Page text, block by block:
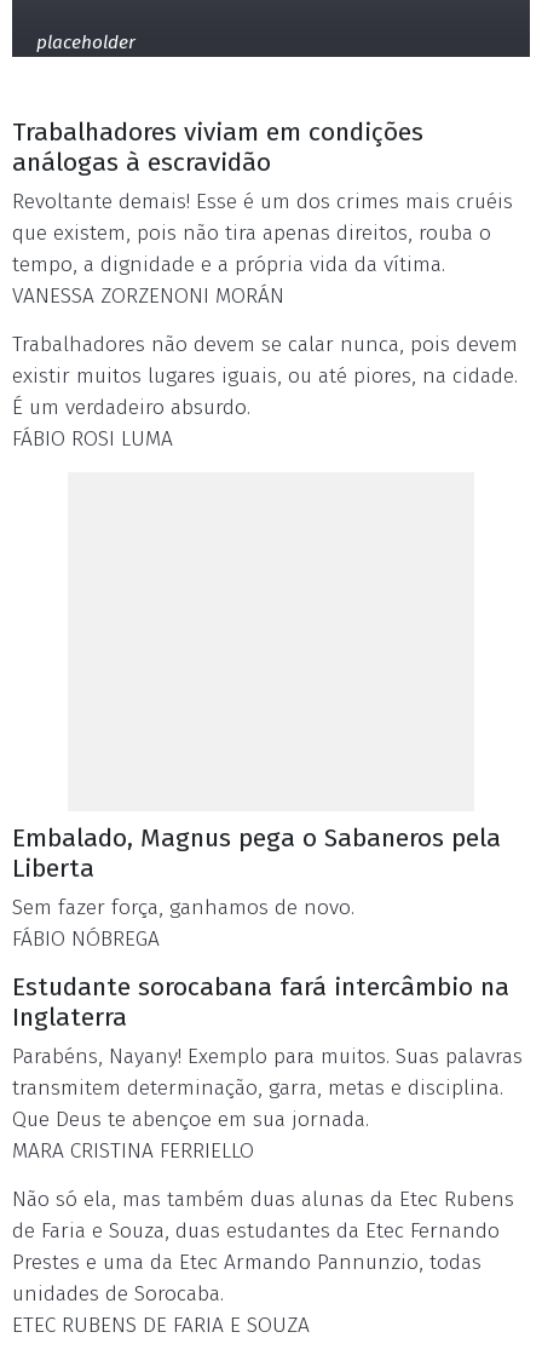
placeholder
Trabalhadores viviam em condições
análogas à escravidão
Revoltante demais! Esse é um dos crimes mais cruéis
que existem, pois não tira apenas direitos, rouba o
tempo, a dignidade e a própria vida da vítima.
VANESSA ZORZENONI MORÁN
Trabalhadores não devem se calar nunca, pois devem
existir muitos lugares iguais, ou até piores, na cidade.
É um verdadeiro absurdo.
FÁBIO ROSI LUMA
Embalado, Magnus pega o Sabaneros pela
Liberta
Sem fazer força, ganhamos de novo.
FÁBIO NÓBREGA
Estudante sorocabana fará intercâmbio na
Inglaterra
Parabéns, Nayany! Exemplo para muitos. Suas palavras
transmitem determinação, garra, metas e disciplina.
Que Deus te abençoe em sua jornada.
MARA CRISTINA FERRIELLO
Não só ela, mas também duas alunas da Etec Rubens
de Faria e Souza, duas estudantes da Etec Fernando
Prestes e uma da Etec Armando Pannunzio, todas
unidades de Sorocaba.
ETEC RUBENS DE FARIA E SOUZA